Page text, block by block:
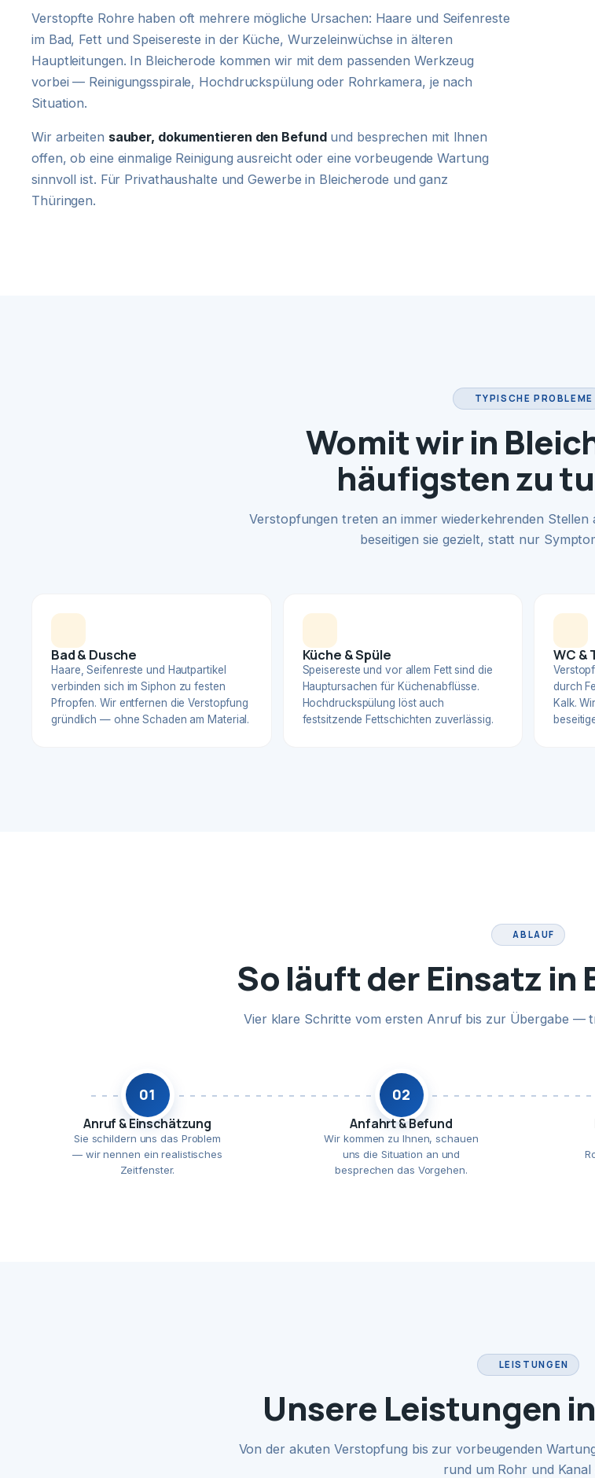
Verstopfte Rohre haben oft mehrere mögliche Ursachen: Haare und Seifenreste
im Bad, Fett und Speisereste in der Küche, Wurzeleinwüchse in älteren
Hauptleitungen. In Bleicherode kommen wir mit dem passenden Werkzeug
vorbei — Reinigungsspirale, Hochdruckspülung oder Rohrkamera, je nach
Situation.
Wir arbeiten sauber, dokumentieren den Befundund besprechen mit Ihnen
offen, ob eine einmalige Reinigung ausreicht oder eine vorbeugende Wartung
sinnvoll ist. Für Privathaushalte und Gewerbe in Bleicherode und ganz
Thüringen.
TYPISCHE PROBLEME
Womit wir in
häufigsten zu
Verstopfungen treten an immer wiederkehrenden
beseitigen sie gezielt, statt nur
Bad & Dusche
Haare, Seifenreste und Hautpartikel
verbinden sich im Siphon zu festen
Pfropfen. Wir entfernen die Verstopfung
gründlich — ohne Schaden am Material.
Küche & Spüle
Speisereste und vor allem Fett sind die
Hauptursachen für Küchenabflüsse.
Hochdruckspülung löst auch
festsitzende Fettschichten zuverlässig.
WC &
durch
Kalk.
ABLAUF
So läuft der Einsatz in
Vier klare Schritte vom ersten Anruf bis zur Übergabe —
01
Anruf & Einschätzung
Sie schildern uns das Problem
— wir nennen ein realistisches
Zeitfenster.
02
Anfahrt & Befund
Wir kommen zu Ihnen, schauen
uns die Situation an und
besprechen das Vorgehen.
LEISTUNGEN
Unsere Leistungen
Von der akuten Verstopfung bis zur vorbeugenden
rund um Rohr und Kanal